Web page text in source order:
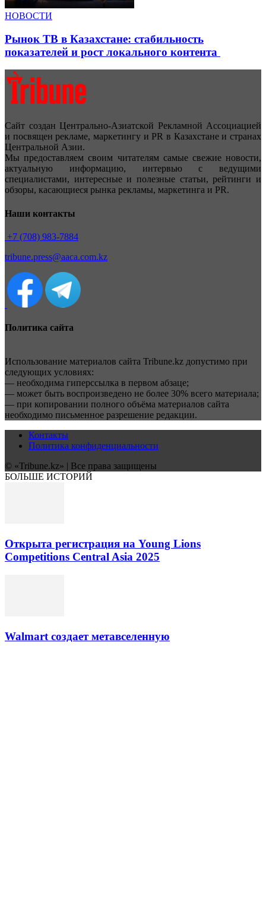
НОВОСТИ
Рынок ТВ в Казахстане: стабильность
показателей и рост локального контента
Сайт создан Центрально-Азиатской Рекламной Ассоциацией
и посвящен рекламе, маркетингу и PR в Казахстане и странах
Центральной Азии.
Мы предоставляем своим читателям самые свежие новости,
актуальную информацию, интервью с ведущими
специалистами, интересные и полезные статьи, рейтинги и
обзоры, касающиеся рынка рекламы, маркетинга и PR.
Наши контакты
+7 (708) 983-7884
tribune.press@aaca.com.kz
Политика сайта
Использование материалов сайта Tribune.kz допустимо при
следующих условиях:
— необходима гиперссылка в первом абзаце;
— может быть воспроизведено не более 30% всего материала;
— при копировании полного объёма материалов сайта
необходимо письменное разрешение редакции.
Контакты
Политика конфиденциальности
© «Tribune.kz» | Все права защищены
БОЛЬШЕ ИСТОРИЙ
Открыта регистрация на Young Lions
Competitions Central Asia 2025
Walmart создает метавселенную